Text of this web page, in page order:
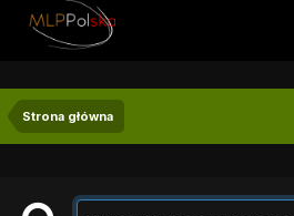
Strona główna